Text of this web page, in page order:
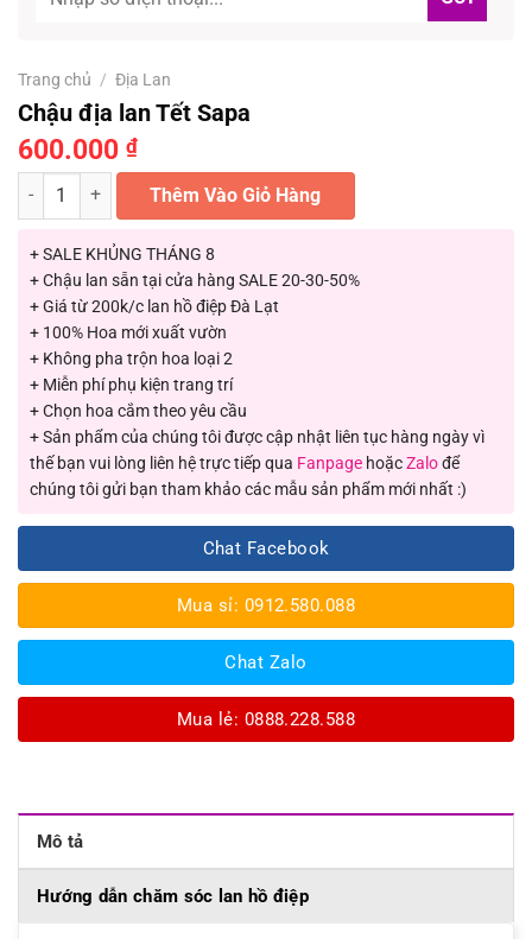
Trang chủ / Địa Lan
Chậu địa lan Tết Sapa
600.000 ₫
Chậu địa lan Tết Sapa số lượng
Thêm Vào Giỏ Hàng
+ SALE KHỦNG THÁNG 8
+ Chậu lan sẵn tại cửa hàng SALE 20-30-50%
+ Giá từ 200k/c lan hồ điệp Đà Lạt
+ 100% Hoa mới xuất vườn
+ Không pha trộn hoa loại 2
+ Miễn phí phụ kiện trang trí
+ Chọn hoa cắm theo yêu cầu
+ Sản phẩm của chúng tôi được cập nhật liên tục hàng ngày vì
thế bạn vui lòng liên hệ trực tiếp qua Fanpage hoặcZalođể
chúng tôi gửi bạn tham khảo các mẫu sản phẩm mới nhất :)
Chat Facebook
Mua sỉ: 0912.580.088
Chat Zalo
Mua lẻ: 0888.228.588
Mô tả
Hướng dẫn chăm sóc lan hồ điệp